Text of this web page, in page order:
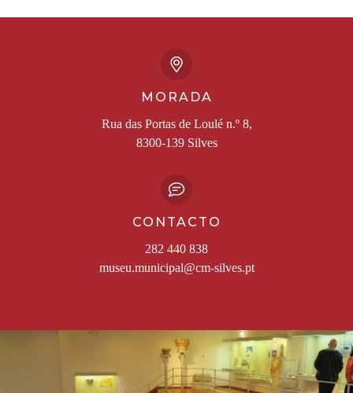
MORADA
Rua das Portas de Loulé n.º 8,
8300-139 Silves
CONTACTO
282 440 838